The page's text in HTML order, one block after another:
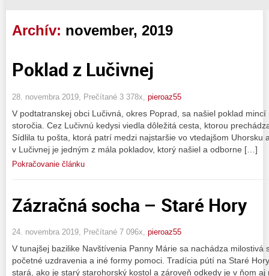
Archív: november, 2019
Poklad z Lučivnej
28. novembra 2019, Prečítané 3 378x, pieroaz55
V podtatranskej obci Lučivná, okres Poprad, sa našiel poklad
storočia. Cez Lučivnú kedysi viedla dôležitá cesta, ktorou
Sídlila tu pošta, ktorá patrí medzi najstaršie vo vtedajšom Uhorsku
v Lučivnej je jedným z mála pokladov, ktorý našiel a odborne […]
Pokračovanie článku
Zázračná socha – Staré Hory
24. novembra 2019, Prečítané 7 096x, pieroaz55
V tunajšej bazilike Navštívenia Panny Márie sa nachádza milostivá
početné uzdravenia a iné formy pomoci. Tradícia pútí na Staré
stará, ako je starý starohorský kostol a zároveň odkedy je v ňom